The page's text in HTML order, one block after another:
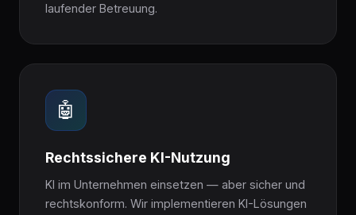
laufender Betreuung.
🤖
Rechtssichere KI-Nutzung
KI im Unternehmen einsetzen — aber sicher und
rechtskonform. Wir implementieren KI-Lösungen